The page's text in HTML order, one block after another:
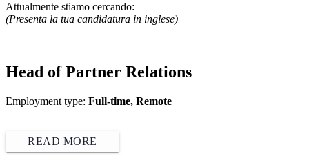
Attualmente stiamo cercando:
(Presenta la tua candidatura in inglese)
Head of Partner Relations
Employment type: Full-time, Remote
READ MORE